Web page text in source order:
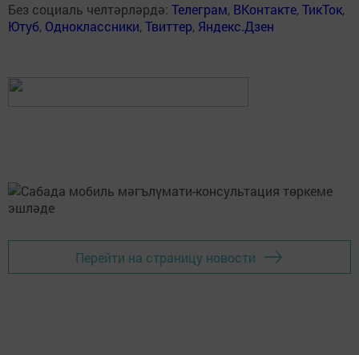
Без социаль челтәрләрдә: Телеграм, ВКонтакте,ТикТок,
Ютуб, Одноклассники,Твиттер, Яндекс.Дзен
Перейти на страницу новости